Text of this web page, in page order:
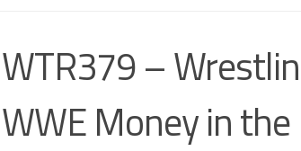
WTR379 –
WWE Money in